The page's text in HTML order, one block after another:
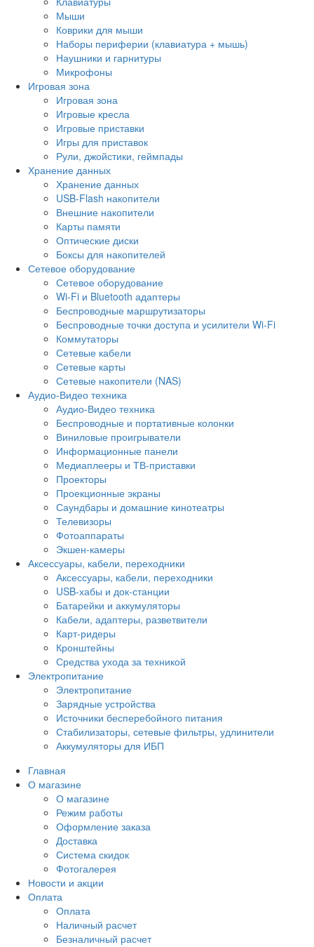
Мыши
Коврики для мыши
Наборы периферии (клавиатура + мышь)
Наушники и гарнитуры
Микрофоны
Игровая зона
Игровая зона
Игровые кресла
Игровые приставки
Игры для приставок
Рули, джойстики, геймпады
Хранение данных
Хранение данных
USB-Flash накопители
Внешние накопители
Карты памяти
Оптические диски
Боксы для накопителей
Сетевое оборудование
Сетевое оборудование
Wi-Fi и Bluetooth адаптеры
Беспроводные маршрутизаторы
Беспроводные точки доступа и усилители Wi-Fi
Коммутаторы
Сетевые кабели
Сетевые карты
Сетевые накопители (NAS)
Аудио-Видео техника
Аудио-Видео техника
Беспроводные и портативные колонки
Виниловые проигрыватели
Информационные панели
Медиаплееры и ТВ-приставки
Проекторы
Проекционные экраны
Саундбары и домашние кинотеатры
Телевизоры
Фотоаппараты
Экшен-камеры
Аксессуары, кабели, переходники
Аксессуары, кабели, переходники
USB-хабы и док-станции
Батарейки и аккумуляторы
Кабели, адаптеры, разветвители
Карт-ридеры
Кронштейны
Средства ухода за техникой
Электропитание
Электропитание
Зарядные устройства
Источники бесперебойного питания
Стабилизаторы, сетевые фильтры, удлинители
Аккумуляторы для ИБП
Главная
О магазине
О магазине
Режим работы
Оформление заказа
Доставка
Система скидок
Фотогалерея
Новости и акции
Оплата
Оплата
Наличный расчет
Безналичный расчет